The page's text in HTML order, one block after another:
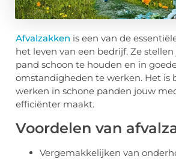
Afvalzakken is een van de
het leven van een bedrijf. Ze
pand schoon te houden en in
omstandigheden te werken. Het is
werken in schone panden jouw
efficiënter maakt.
Voordelen van
Vergemakkelijken van